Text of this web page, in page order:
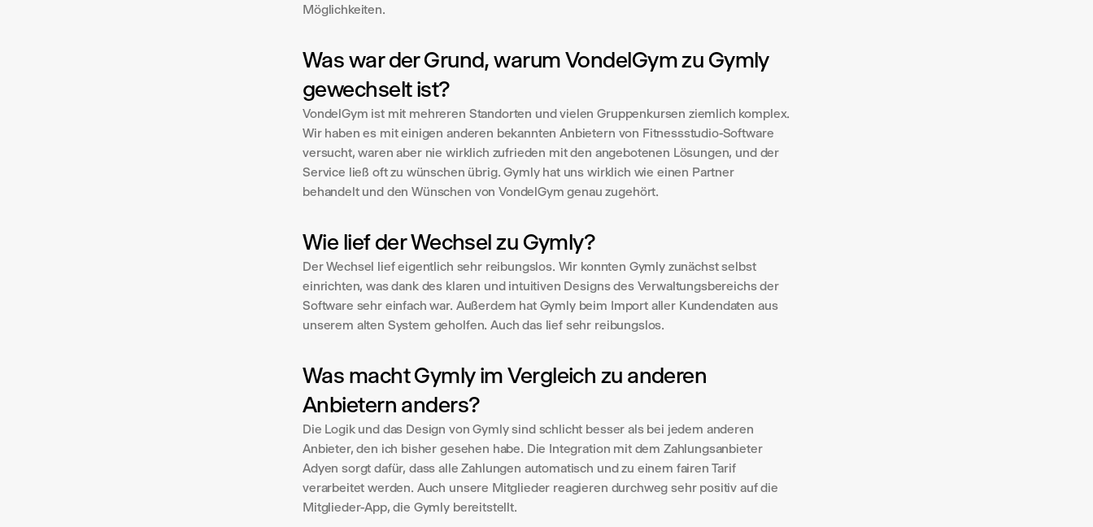
Möglichkeiten.
Was war der Grund, warum VondelGym zu Gymly
gewechselt ist?
VondelGym ist mit mehreren Standorten und vielen Gruppenkursen ziemlich komplex.
Wir haben es mit einigen anderen bekannten Anbietern von Fitnessstudio-Software
versucht, waren aber nie wirklich zufrieden mit den angebotenen Lösungen, und der
Service ließ oft zu wünschen übrig. Gymly hat uns wirklich wie einen Partner
behandelt und den Wünschen von VondelGym genau zugehört.
Wie lief der Wechsel zu Gymly?
Der Wechsel lief eigentlich sehr reibungslos. Wir konnten Gymly zunächst selbst
einrichten, was dank des klaren und intuitiven Designs des Verwaltungsbereichs der
Software sehr einfach war. Außerdem hat Gymly beim Import aller Kundendaten aus
unserem alten System geholfen. Auch das lief sehr reibungslos.
Was macht Gymly im Vergleich zu anderen
Anbietern anders?
Die Logik und das Design von Gymly sind schlicht besser als bei jedem anderen
Anbieter, den ich bisher gesehen habe. Die Integration mit dem Zahlungsanbieter
Adyen sorgt dafür, dass alle Zahlungen automatisch und zu einem fairen Tarif
verarbeitet werden. Auch unsere Mitglieder reagieren durchweg sehr positiv auf die
Mitglieder-App, die Gymly bereitstellt.